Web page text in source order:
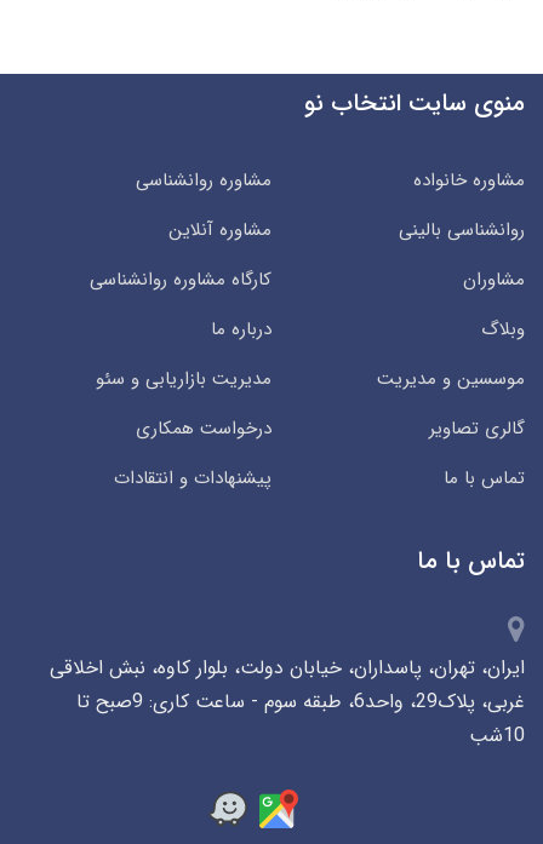
منوی سایت انتخاب نو
مشاوره خانواده
مشاوره روانشناسی
روانشناسی بالینی
مشاوره آنلاین
مشاوران
کارگاه مشاوره روانشناسی
وبلاگ
درباره ما
موسسین و مدیریت
مدیریت بازاریابی و سئو
گالری تصاویر
درخواست همکاری
تماس با ما
پیشنهادات و انتقادات
تماس با ما
ایران، تهران، پاسداران، خیابان دولت، بلوار کاوه، نبش اخلاقی
غربی، پلاک29، واحد6، طبقه سوم - ساعت کاری: 9صبح تا
10شب